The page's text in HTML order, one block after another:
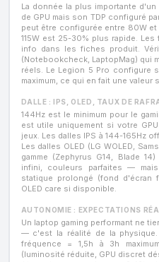
La donnée la plus importante
de GPU mais son TDP configuré
peut être configurée entre 80W
115W est 25-30% plus rapide.
info dans les fiches produit.
(Notebookcheck, LaptopMag) qui
réels. Le Legion 5 Pro configure
maximum, ce qui en fait une valeur
DALLE : IPS, OLED, TAUX DE
144Hz est le minimum pour le
est utile uniquement si votre
jeux. Les dalles IPS à 144-165Hz
Les dalles OLED (LG WOLED,
gamme (Zephyrus G14, Blade
infini, couleurs parfaites —
statique prolongé (fond d'écran
OLED care si disponible.
AUTONOMIE : EXPECTATIONS
Un laptop gaming performant ne
— c'est la réalité de la
fréquence = 1,5h à 3h
(luminosité réduite, GPU discret